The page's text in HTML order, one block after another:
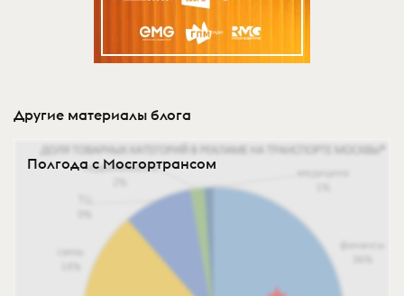
Другие материалы блога
Полгода с Мосгортрансом